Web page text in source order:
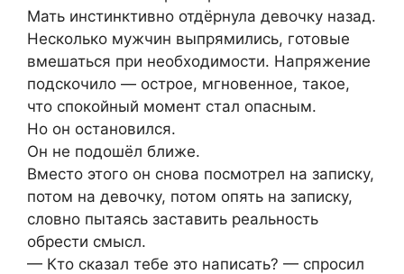
Мать инстинктивно отдёрнула девочку назад.
Несколько мужчин выпрямились, готовые
вмешаться при необходимости. Напряжение
подскочило — острое, мгновенное, такое,
что спокойный момент стал опасным.
Но он остановился.
Он не подошёл ближе.
Вместо этого он снова посмотрел на записку,
потом на девочку, потом опять на записку,
словно пытаясь заставить реальность
обрести смысл.
— Кто сказал тебе это написать? — спросил